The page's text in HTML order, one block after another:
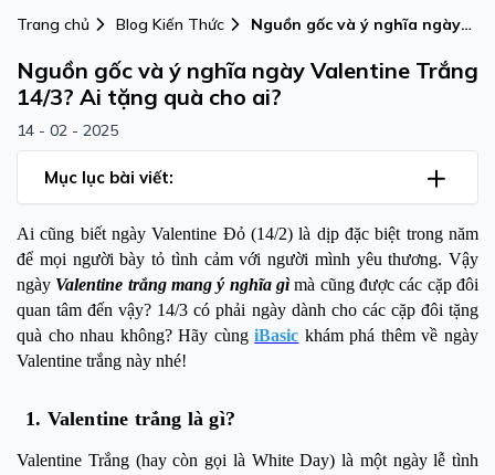
Trang chủ Blog Kiến Thức
Nguồn gốc và ý nghĩa ngày
tặng quà cho ai?
Nguồn gốc và ý nghĩa ngày Valentine Trắng
14/3? Ai tặng quà cho ai?
14 - 02 - 2025
Mục lục bài viết:
Ai cũng biết ngày Valentine Đỏ (14/2) là dịp đặc biệt trong năm
để mọi người bày tỏ tình cảm với người mình yêu thương. Vậy
ngày Valentine trắng mang ý nghĩa gì mà cũng được các cặp đôi
quan tâm đến vậy? 14/3 có phải ngày dành cho các cặp đôi tặng
quà cho nhau không? Hãy cùngiBasic khám phá thêm về ngày
Valentine trắng này nhé!
1. Valentine trắng là gì?
Valentine Trắng(hay còn gọi là White Day) là một ngày lễ tình